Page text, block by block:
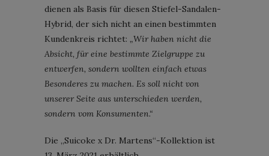
dienen als Basis für diesen Stiefel-Sandalen-
Hybrid, der sich nicht an einen bestimmten
Kundenkreis richtet: „Wir haben nicht die
Absicht, für eine bestimmte Zielgruppe zu
entwerfen, sondern wollten einfach etwas
Besonderes zu machen. Es soll nicht von
unserer Seite aus unterschieden werden,
sondern vom Konsumenten.“
Die „Suicoke x Dr. Martens“-Kollektion ist